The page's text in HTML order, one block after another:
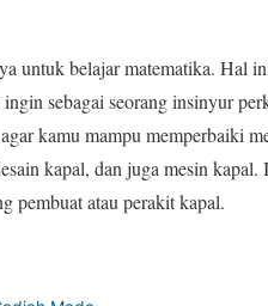
untuk belajar matematika. Hal
sebagai seorang insinyur
kamu mampu memperbaiki
kapal, dan juga mesin kapal.
pembuat atau perakit kapal.